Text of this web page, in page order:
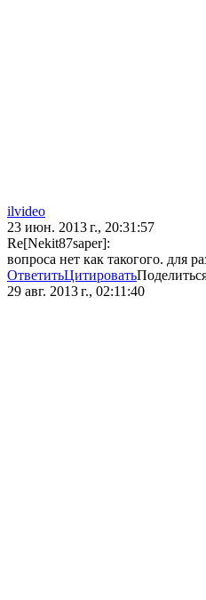
ilvideo
23 июн. 2013 г., 20:31:57
Re[Nekit87saper]:
вопроса нет как такогого. для
ОтветитьЦитировать
29 авг. 2013 г., 02:11:40